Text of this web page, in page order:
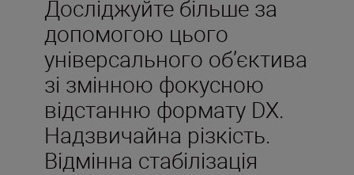
Досліджуйте більше за
допомогою цього
універсального об’єктива
зі змінною фокусною
відстанню формату DX.
Надзвичайна різкість.
Відмінна стабілізація